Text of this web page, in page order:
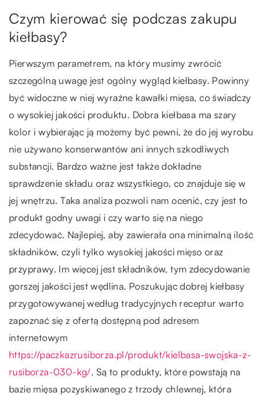
Czym kierować się podczas zakupu
kiełbasy?
Pierwszym parametrem, na który musimy zwrócić
szczególną uwagę jest ogólny wygląd kiełbasy. Powinny
być widoczne w niej wyraźne kawałki mięsa, co świadczy
o wysokiej jakości produktu. Dobra kiełbasa ma szary
kolor i wybierając ją możemy być pewni, że do jej wyrobu
nie używano konserwantów ani innych szkodliwych
substancji. Bardzo ważne jest także dokładne
sprawdzenie składu oraz wszystkiego, co znajduje się w
jej wnętrzu. Taka analiza pozwoli nam ocenić, czy jest to
produkt godny uwagi i czy warto się na niego
zdecydować. Najlepiej, aby zawierała ona minimalną ilość
składników, czyli tylko wysokiej jakości mięso oraz
przyprawy. Im więcej jest składników, tym zdecydowanie
gorszej jakości jest wędlina. Poszukując dobrej kiełbasy
przygotowywanej według tradycyjnych receptur warto
zapoznać się z ofertą dostępną pod adresem
internetowym
https://paczkazrusiborza.pl/produkt/kielbasa-swojska-z-
rusiborza-030-kg/. Są to produkty, które powstają na
bazie mięsa pozyskiwanego z trzody chlewnej, która